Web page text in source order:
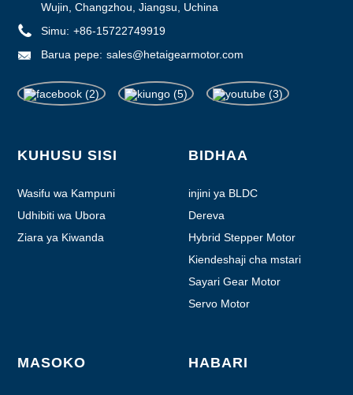
Wujin, Changzhou, Jiangsu, Uchina
Simu: +86-15722749919
Barua pepe: sales@hetaigearmotor.com
KUHUSU SISI
Wasifu wa Kampuni
Udhibiti wa Ubora
Ziara ya Kiwanda
BIDHAA
injini ya BLDC
Dereva
Hybrid Stepper Motor
Kiendeshaji cha mstari
Sayari Gear Motor
Servo Motor
MASOKO HABARI